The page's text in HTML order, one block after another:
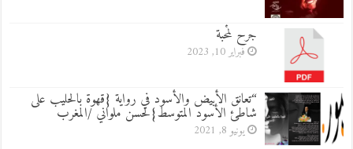
جرح لمْحبة
فبراير 10, 2023
“تعانق الأبيض والأسود في رواية {قهوة بالحليب على
شاطئ الأسود المتوسط}لحسن ملواني /المغرب
يونيو 8, 2021